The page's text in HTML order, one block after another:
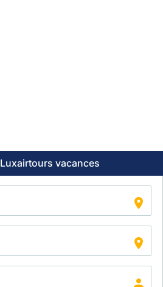
Luxairtours vacances